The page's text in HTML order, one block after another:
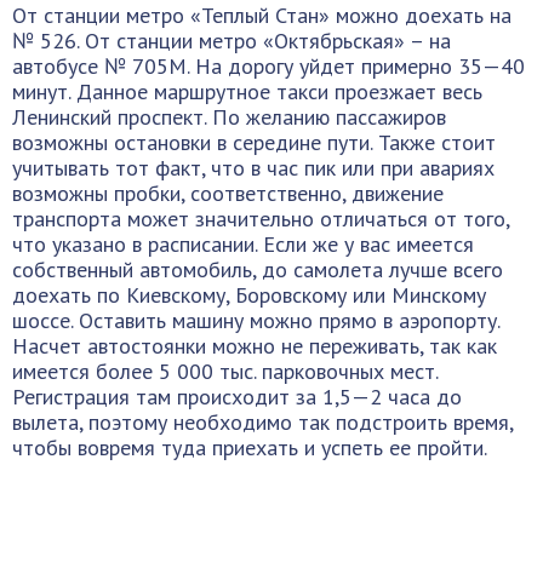
От станции метро «Теплый Стан» можно доехать на
№ 526. От станции метро «Октябрьская» – на
автобусе № 705М. На дорогу уйдет примерно 35—40
минут. Данное маршрутное такси проезжает весь
Ленинский проспект. По желанию пассажиров
возможны остановки в середине пути. Также стоит
учитывать тот факт, что в час пик или при авариях
возможны пробки, соответственно, движение
транспорта может значительно отличаться от того,
что указано в расписании. Если же у вас имеется
собственный автомобиль, до самолета лучше всего
доехать по Киевскому, Боровскому или Минскому
шоссе. Оставить машину можно прямо в аэропорту.
Насчет автостоянки можно не переживать, так как
имеется более 5 000 тыс. парковочных мест.
Регистрация там происходит за 1,5—2 часа до
вылета, поэтому необходимо так подстроить время,
чтобы вовремя туда приехать и успеть ее пройти.